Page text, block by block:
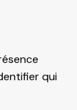
qui